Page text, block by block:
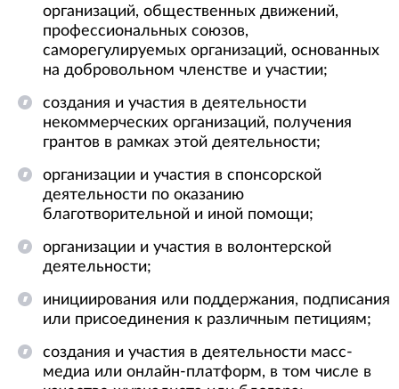
организаций, общественных движений,
профессиональных союзов,
саморегулируемых организаций, основанных
на добровольном членстве и участии;
создания и участия в деятельности
некоммерческих организаций, получения
грантов в рамках этой деятельности;
организации и участия в спонсорской
деятельности по оказанию
благотворительной и иной помощи;
организации и участия в волонтерской
деятельности;
инициирования или поддержания, подписания
или присоединения к различным петициям;
создания и участия в деятельности масс-
медиа или онлайн-платформ, в том числе в